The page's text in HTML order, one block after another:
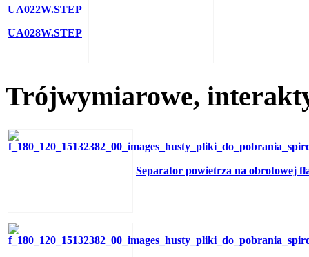
UA022W.STEP
UA028W.STEP
Trójwymiarowe,
Separator powietrza na obrotowej